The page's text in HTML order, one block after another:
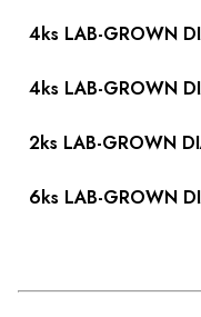
4ks LAB-GROWN
4ks LAB-GROWN
2ks LAB-GROWN
6ks LAB-GROWN